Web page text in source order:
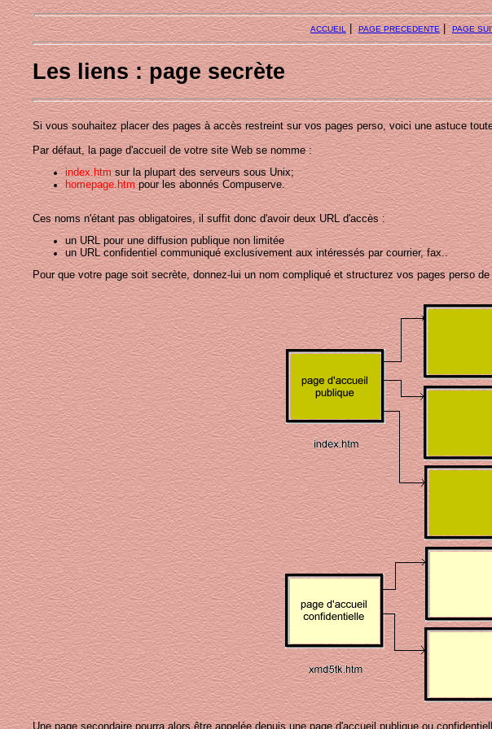
ACCUEIL|PAGE PRECEDENTE|PAGE
Les liens : page secrète
Si vous souhaitez placer des pages à accès restreint sur vos pages perso, voici une astuce
Par défaut, la page d'accueil de votre site Web se nomme :
index.htmsur la plupart des serveurs sous Unix;
homepage.htmpour les abonnés Compuserve.
Ces noms n'étant pas obligatoires, il suffit donc d'avoir deux URL d'accès :
un URL pour une diffusion publique non limitée
un URL confidentiel communiqué exclusivement aux intéressés par courrier, fax..
Pour que votre page soit secrète, donnez-lui un nom compliqué et structurez vos pages perso
Une page secondaire pourra alors être appelée depuis une page d'accueil publique ou